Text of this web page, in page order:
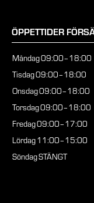
ÖPPETTIDER
Måndag09:00–18:00
Tisdag09:00–18:00
Onsdag09:00–18:00
Torsdag09:00–18:00
Fredag09:00–17:00
Lördag11:00–15:00
SöndagSTÄNGT